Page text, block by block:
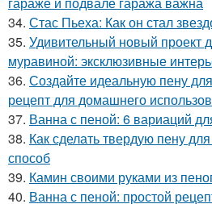
34. Стас Пьеха: Как он стал
35. Удивительный новый проект
муравиной: эксклюзивные
36. Создайте идеальную пену
рецепт для домашнего
37. Ванна с пеной: 6 вариаций
38. Как сделать твердую пену
способ
39. Камин своими руками из
40. Ванна с пеной: простой